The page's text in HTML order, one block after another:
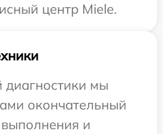
центр Miele.
диагностики мы
окончательный
выполнения и